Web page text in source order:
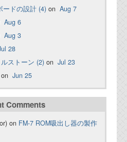
ードの設計 (4) on Aug 7
Aug 6
Aug 3
28
ストーン (2) on Jul 23
on Jun 25
Comments
on FM-7 ROM吸出し器の製作